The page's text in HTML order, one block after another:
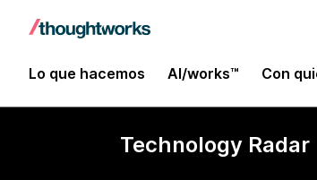
Lo que hacemos AI/works™ Con
Technology Radar